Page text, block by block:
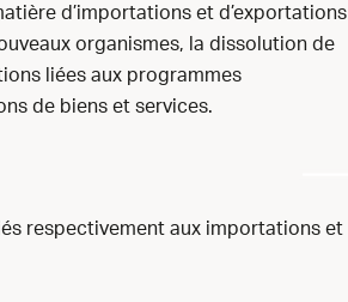
d’importations et d’exportations
organismes, la dissolution de
liées aux programmes
de biens et services.
respectivement aux importations et